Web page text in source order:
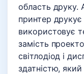
область друку.
принтер друкує
використовує
замість
світлодіод і
здатністю, який